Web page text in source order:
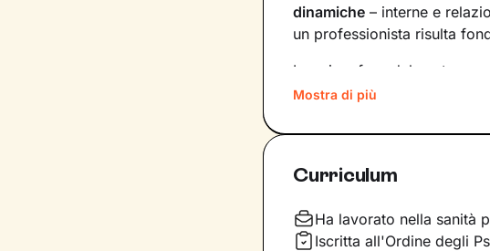
dinamiche – interne e
un professionista risulta
La prima fase del nostro
porteranno a definire un
aggiornando gli obiettivi di
Una seduta dopo l’altra,
profondi, oltre che ad
sulla tua esperienza
Mostra di più
Curriculum
Ha lavorato nella sanità
Iscritta all'Ordine degli